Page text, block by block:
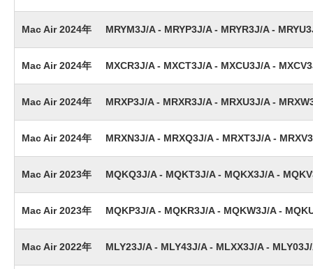
Mac Air 2024年 MRYM3J/A - MRYP3J/A - MRYR3J/A -
Mac Air 2024年 MXCR3J/A - MXCT3J/A - MXCU3J/A -
Mac Air 2024年 MRXP3J/A - MRXR3J/A - MRXU3J/A -
Mac Air 2024年 MRXN3J/A - MRXQ3J/A - MRXT3J/A -
Mac Air 2023年 MQKQ3J/A - MQKT3J/A - MQKX3J/A -
Mac Air 2023年 MQKP3J/A - MQKR3J/A - MQKW3J/A -
Mac Air 2022年 MLY23J/A - MLY43J/A - MLXX3J/A -